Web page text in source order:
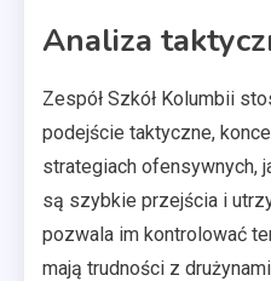
Analiza
Zespół Szkół Kolumbii
podejście taktyczne,
strategiach ofensywnych,
są szybkie przejścia i
pozwala im kontrolować
mają trudności z